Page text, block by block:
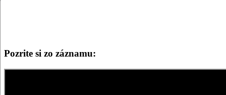
Pozrite si zo záznamu: